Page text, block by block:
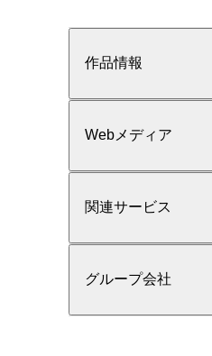
作品情報
Webメディア
関連サービス
グループ会社